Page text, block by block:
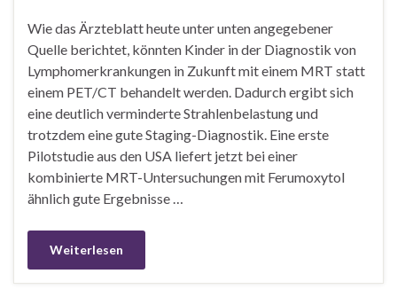
Wie das Ärzteblatt heute unter unten angegebener
Quelle berichtet, könnten Kinder in der Diagnostik von
Lymphomerkrankungen in Zukunft mit einem MRT statt
einem PET/CT behandelt werden. Dadurch ergibt sich
eine deutlich verminderte Strahlenbelastung und
trotzdem eine gute Staging-Diagnostik. Eine erste
Pilotstudie aus den USA liefert jetzt bei einer
kombinierte MRT-Untersuchungen mit Ferumoxytol
ähnlich gute Ergebnisse …
Weiterlesen